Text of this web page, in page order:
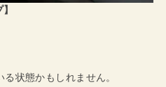
状態かもしれません。